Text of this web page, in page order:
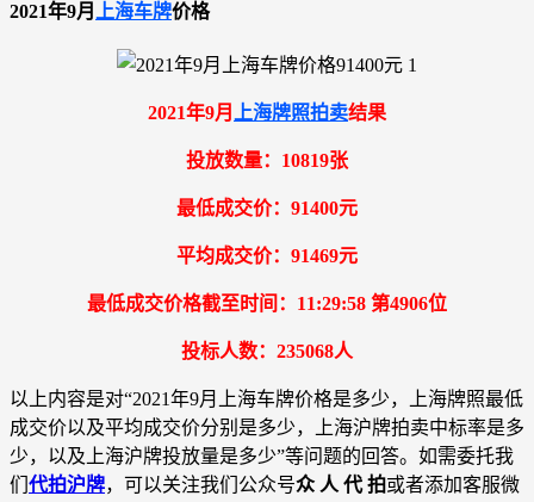
2021年9月 上海车牌价格
2021年9月 上海牌照拍卖结果
投放数量：10819张
最低成交价：91400元
平均成交价：91469元
最低成交价格截至时间：11:29:58 第4906位
投标人数：235068人
以上内容是对“2021年9月上海车牌价格是多少，上海牌照最低
成交价以及平均成交价分别是多少，上海沪牌拍卖中标率是多
少，以及上海沪牌投放量是多少”等问题的回答。如需委托我
们 代拍沪牌，可以关注我们公众号众 人 代 拍或者添加客服微